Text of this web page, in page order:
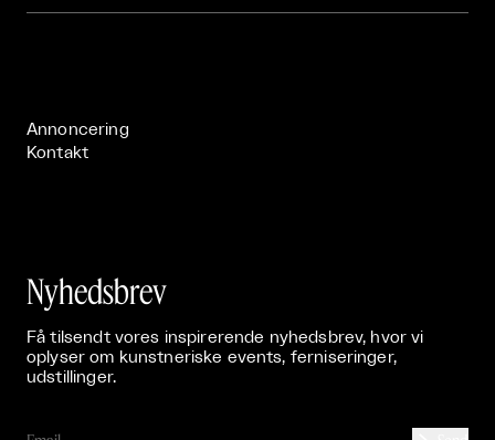
Annoncering
Kontakt
Nyhedsbrev
Få tilsendt vores inspirerende nyhedsbrev, hvor vi
oplyser om kunstneriske events, ferniseringer,
udstillinger.